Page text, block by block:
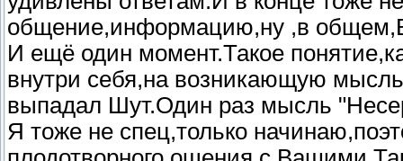
общение,информацию,ну ,в
И ещё один момент.Такое
внутри себя,на возникающую
выпадал Шут.Один раз мысль
Я тоже не спец,только